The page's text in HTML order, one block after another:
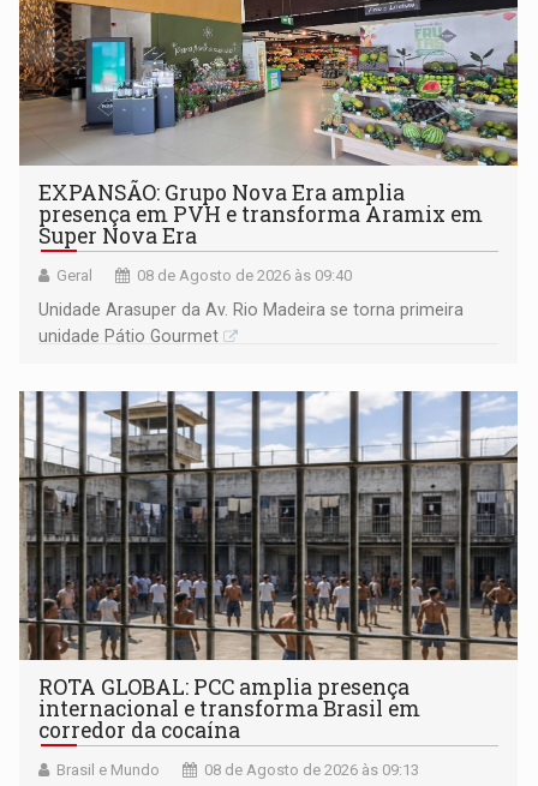
EXPANSÃO: Grupo Nova Era amplia
presença em PVH e transforma Aramix em
Super Nova Era
Geral 08 de Agosto de 2026 às 09:40
Unidade Arasuper da Av. Rio Madeira se torna primeira
unidade Pátio Gourmet
ROTA GLOBAL: PCC amplia presença
internacional e transforma Brasil em
corredor da cocaína
Brasil e Mundo 08 de Agosto de 2026 às 09:13